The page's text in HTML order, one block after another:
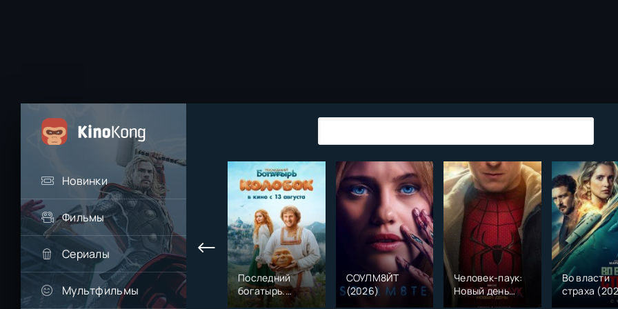
Новинки
Фильмы
Сериалы
Мультфильмы
Последний
богатырь.
Колобок (2026)
СОУЛМ8ЙТ
(2026)
Человек-паук:
Новый день
(2026)
Во власти
страха